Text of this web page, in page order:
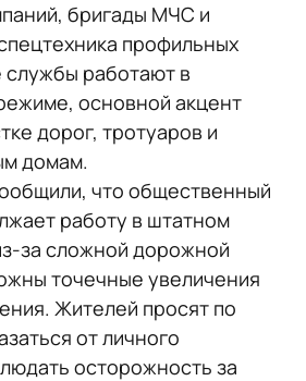
бригады МЧС и
профильных
службы работают в
основной акцент
дорог, тротуаров и
домам.
что общественный
работу в штатном
за сложной дорожной
точечные увеличения
Жителей просят по
от личного
осторожность за